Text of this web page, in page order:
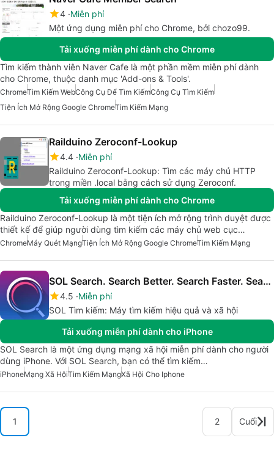
4 Miễn phí
Một ứng dụng miễn phí cho Chrome, bởi chozo99.
Tải xuống miễn phí dành cho Chrome
Tìm kiếm thành viên Naver Cafe là một phần mềm miễn phí dành
cho Chrome, thuộc danh mục 'Add-ons & Tools'.
ChromeTìm Kiếm WebCông Cụ Để Tìm KiếmCông Cụ Tìm Kiếm
Tiện Ích Mở Rộng Google ChromeTìm Kiếm Mạng
Railduino Zeroconf-Lookup
4.4 Miễn phí
Railduino Zeroconf-Lookup: Tìm các máy chủ HTTP
trong miền .local bằng cách sử dụng Zeroconf.
Tải xuống miễn phí dành cho Chrome
Railduino Zeroconf-Lookup là một tiện ích mở rộng trình duyệt được
thiết kế để giúp người dùng tìm kiếm các máy chủ web cục…
ChromeMáy Quét MạngTiện Ích Mở Rộng Google ChromeTìm Kiếm Mạng
SOL Search. Search Better. Search Faster. Search Social.
4.5 Miễn phí
SOL Tìm kiếm: Máy tìm kiếm hiệu quả và xã hội
Tải xuống miễn phí dành cho iPhone
SOL Search là một ứng dụng mạng xã hội miễn phí dành cho người
dùng iPhone. Với SOL Search, bạn có thể tìm kiếm…
iPhoneMạng Xã HộiTìm Kiếm MạngXã Hội Cho Iphone
1 2 Cuối